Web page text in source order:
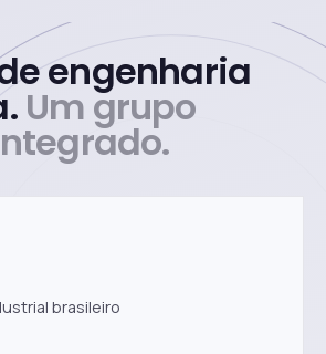
engenharia
Um grupo
brasileiro